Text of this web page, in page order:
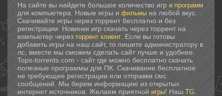
На сайте вы найдете большое количество игр и программ
для компьютера. Новые игры и фильмы на любой вкус.
Скачивайте игры через торрент бесплатно и без
регистрации. Новинки игр скачать через торрент на
компьютер через торрент клиент . Если вы готовы
добавить игры на наш сайт, то пишите администратору в
лс, вместе мы сможем сделать сайт лучше и удобнее.
Tops-torrents.com - сайт где можно бесплатно скачать
полезные программы для ПК. Скачивание бесплатное
не требующее регистрации или отправки смс
сообщений. Мы берем информацию из открытых
интернет источников. Желаем приятной игры! Наш TG